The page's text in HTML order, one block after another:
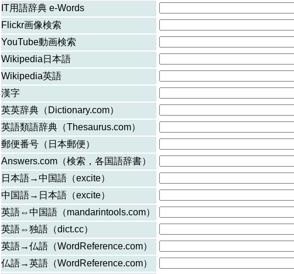
IT用語辞典 e-Words
Flickr画像検索
YouTube動画検索
Wikipedia日本語
Wikipedia英語
漢字
英英辞典（Dictionary.com）
英語類語辞典（Thesaurus.com）
郵便番号（日本郵便）
Answers.com（検索，各国語辞書）
日本語→中国語（excite）
中国語→日本語（excite）
英語⇔中国語（mandarintools.com）
英語⇔独語（dict.cc）
英語→仏語（WordReference.com）
仏語→英語（WordReference.com）